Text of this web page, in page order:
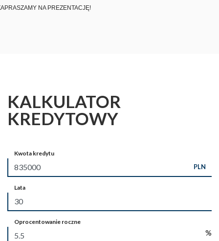
NA PREZENTACJĘ!
KALKULATOR
KREDYTOWY
Kwota kredytu
PLN
Lata
Oprocentowanie roczne
%